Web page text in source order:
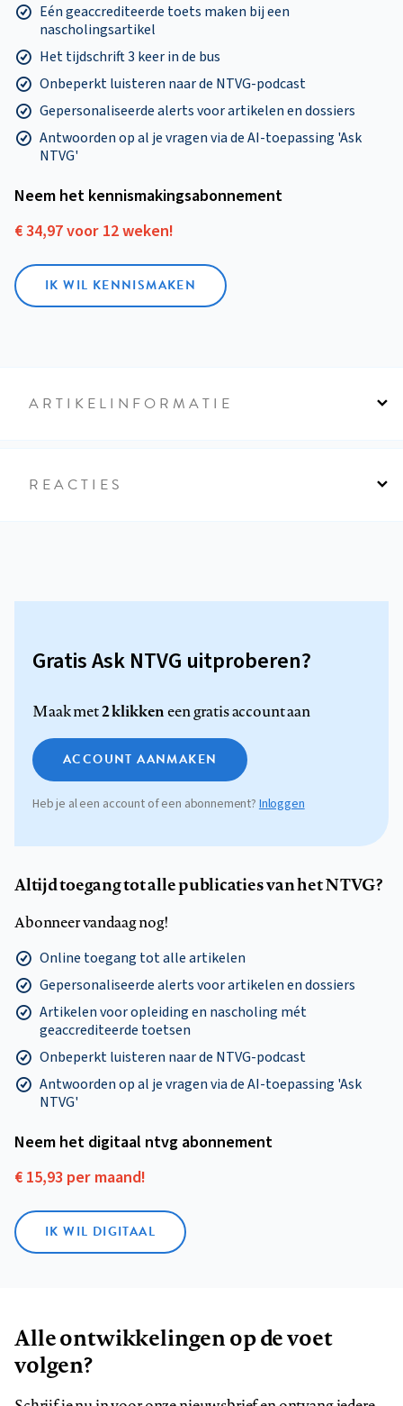
Eén geaccrediteerde toets maken bij een
nascholingsartikel
Het tijdschrift 3 keer in de bus
Onbeperkt luisteren naar de NTVG-podcast
Gepersonaliseerde alerts voor artikelen en dossiers
Antwoorden op al je vragen via de AI-toepassing 'Ask
NTVG'
Neem het kennismakings­abonnement
€ 34,97 voor 12 weken!
IK WIL KENNISMAKEN
ARTIKELINFORMATIE
REACTIES
Gratis Ask NTVG uitproberen?
Maak met2 klikkeneen gratis account aan
ACCOUNT AANMAKEN
Heb je al een account of een abonnement?Inloggen
Altijd toegang tot alle publicaties van het NTVG?
Abonneer vandaag nog!
Online toegang tot alle artikelen
Gepersonaliseerde alerts voor artikelen en dossiers
Artikelen voor opleiding en nascholing mét
geaccrediteerde toetsen
Onbeperkt luisteren naar de NTVG-podcast
Antwoorden op al je vragen via de AI-toepassing 'Ask
NTVG'
Neem het digitaal ntvg abonnement
€ 15,93 per maand!
IK WIL DIGITAAL
Alle ontwikkelingen op de voet
volgen?